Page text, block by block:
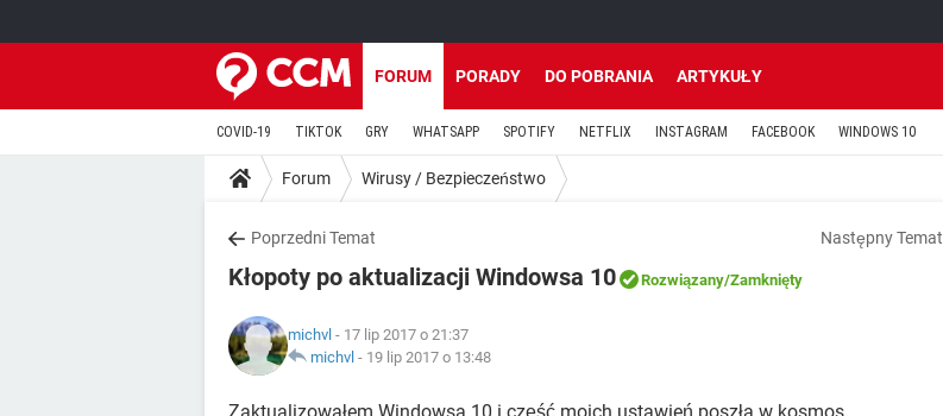
FORUM PORADY DO POBRANIA ARTYKUŁY
COVID-19 TIKTOK GRY WHATSAPP SPOTIFY NETFLIX INSTAGRAM FACEBOOK WINDOWS 10
Forum Wirusy / Bezpieczeństwo
Poprzedni Temat Następny Temat
Kłopoty po aktualizacji Windowsa 10 Rozwiązany/Zamknięty
michvl - 17 lip 2017 o 21:37
michvl - 19 lip 2017 o 13:48